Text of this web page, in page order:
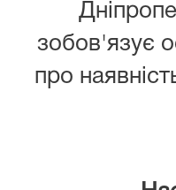
зобов'язує
про